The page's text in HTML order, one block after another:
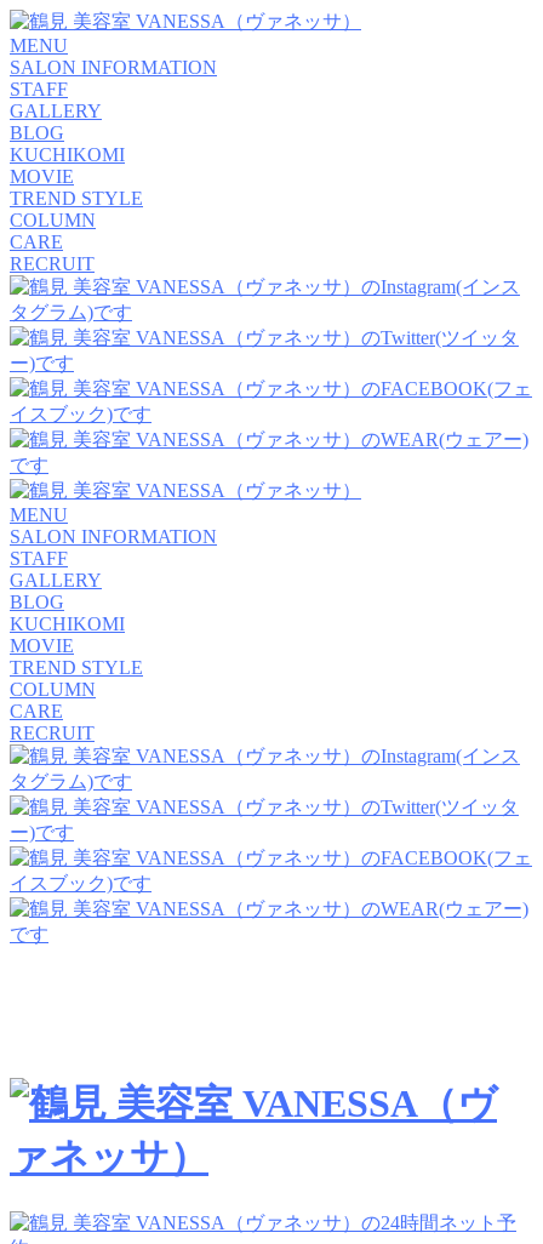
MENU
SALON INFORMATION
STAFF
GALLERY
BLOG
KUCHIKOMI
MOVIE
TREND STYLE
COLUMN
CARE
RECRUIT
MENU
SALON INFORMATION
STAFF
GALLERY
BLOG
KUCHIKOMI
MOVIE
TREND STYLE
COLUMN
CARE
RECRUIT